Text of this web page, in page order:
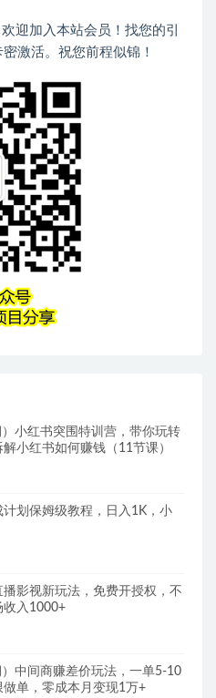
迎加入本站会员！找您的引
激活。祝您前程似锦！
）小红书突围特训营，带你玩转
小红书如何赚钱（11节课）
计划保姆级教程，日入1K，小
播影视新玩法，免费开授权，不
收入1000+
）中间商赚差价玩法，一单5-10
做单，零成本月变现1万+